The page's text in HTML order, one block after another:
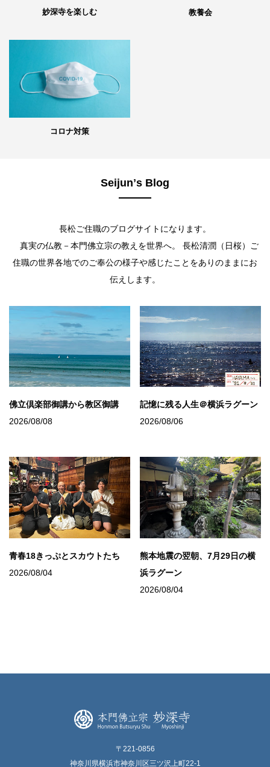
妙深寺を楽しむ 教養会
コロナ対策
Seijunʼs Blog
長松ご住職のブログサイトになります。
真実の仏教－本門佛立宗の教えを世界へ。 長松清潤（日桜）ご
住職の世界各地でのご奉公の様子や感じたことをありのままにお
伝えします。
佛立倶楽部御講から教区御講
2026/08/08
記憶に残る人生＠横浜ラグーン
2026/08/06
青春18きっぷとスカウトたち
2026/08/04
熊本地震の翌朝、7月29日の横
浜ラグーン
2026/08/04
〒221-0856
神奈川県横浜市神奈川区三ツ沢上町22-1